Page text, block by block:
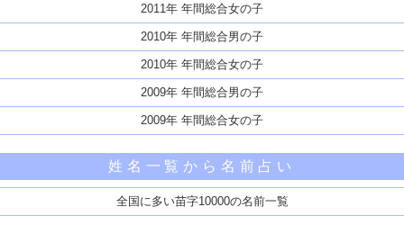
2011年 年間総合女の子
2010年 年間総合男の子
2010年 年間総合女の子
2009年 年間総合男の子
2009年 年間総合女の子
姓名一覧から名前占い
全国に多い苗字10000の名前一覧